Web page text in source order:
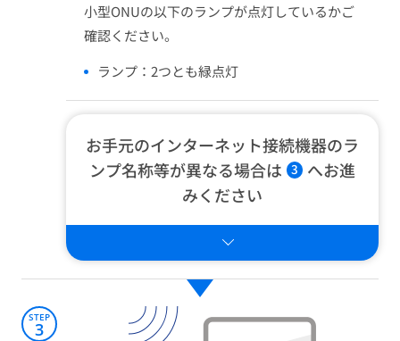
小型ONUの以下のランプが点灯しているかご
確認ください。
ランプ：2つとも緑点灯
お手元のインターネット接続機器のラ
ンプ名称等が異なる場合は 3 へお進
みください​
STEP
3